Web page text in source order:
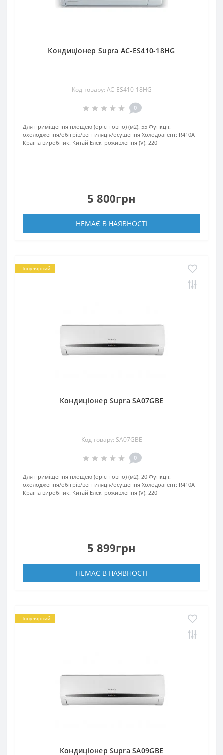
Кондиціонер Supra AC-ES410-18HG
Код товару: AC-ES410-18HG
0
Для приміщення площею (орієнтовно) (м2): 55 Функції:
охолодження/обігрів/вентиляція/осушення Xолодоагент: R410А
Країна виробник: Китай Електроживлення (V): 220
5 800грн
НЕМАЄ В НАЯВНОСТІ
Популярний
Кондиціонер Supra SA07GBE
Код товару: SA07GBE
0
Для приміщення площею (орієнтовно) (м2): 20 Функції:
охолодження/обігрів/вентиляція/осушення Xолодоагент: R410А
Країна виробник: Китай Електроживлення (V): 220
5 899грн
НЕМАЄ В НАЯВНОСТІ
Популярний
Кондиціонер Supra SA09GBE